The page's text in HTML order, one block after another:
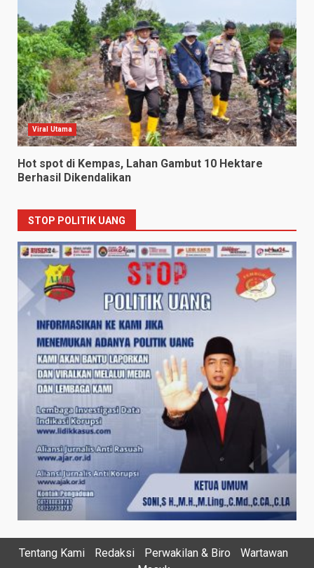
Viral Utama
Hot spot di Kempas, Lahan Gambut 10 Hektare
Berhasil Dikendalikan
STOP POLITIK UANG
Tentang Kami Redaksi Perwakilan & Biro
Wartawan